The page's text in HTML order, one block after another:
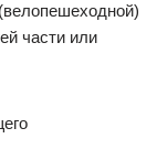
части или